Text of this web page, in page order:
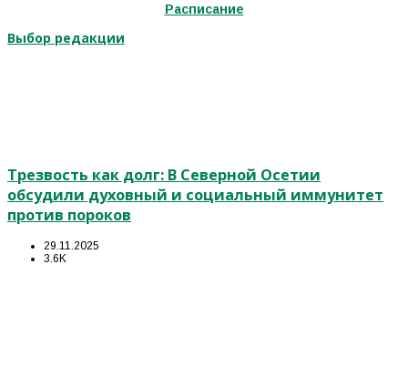
Расписание
Выбор редакции
Трезвость как долг: В Северной Осетии
обсудили духовный и социальный иммунитет
против пороков
29.11.2025
3.6K